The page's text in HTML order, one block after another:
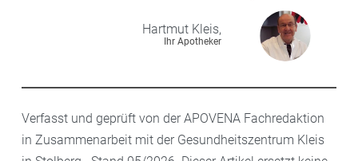
Hartmut Kleis,
Ihr Apotheker
Verfasst und geprüft von der APOVENA Fachredaktion
in Zusammenarbeit mit der Gesundheitszentrum Kleis